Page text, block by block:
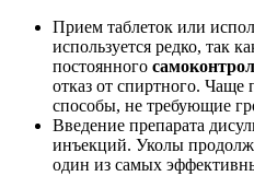
Прием таблеток или
используется редко, так
постоянного
отказ от спиртного.
способы, не требующие
Введение препарата
инъекций. Уколы
один из самых